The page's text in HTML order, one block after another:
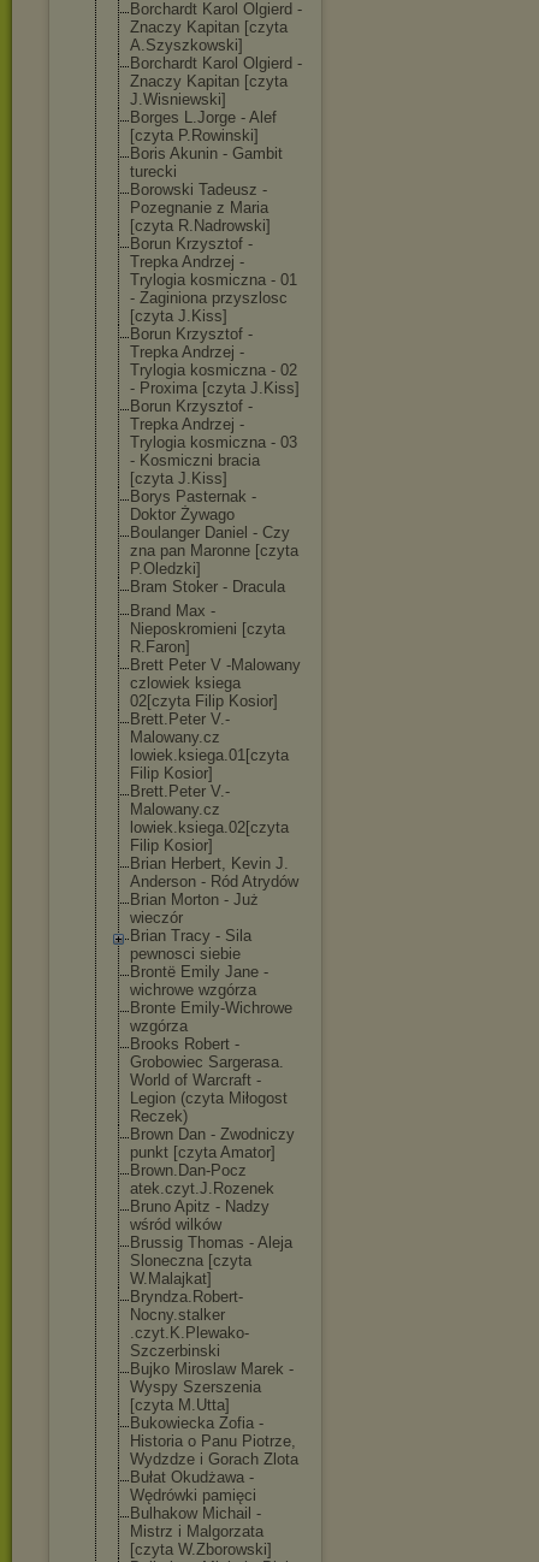
Borchardt Karol Olgierd -
Znaczy Kapitan [czyta
A.Szyszkowski]
Borchardt Karol Olgierd -
Znaczy Kapitan [czyta
J.Wisniewski]
Borges L.Jorge - Alef
[czyta P.Rowinski]
Boris Akunin - Gambit
turecki
Borowski Tadeusz -
Pozegnanie z Maria
[czyta R.Nadrowski]
Borun Krzysztof -
Trepka Andrzej -
Trylogia kosmiczna - 01
- Zaginiona przyszlosc
[czyta J.Kiss]
Borun Krzysztof -
Trepka Andrzej -
Trylogia kosmiczna - 02
- Proxima [czyta J.Kiss]
Borun Krzysztof -
Trepka Andrzej -
Trylogia kosmiczna - 03
- Kosmiczni bracia
[czyta J.Kiss]
Borys Pasternak -
Doktor Żywago
Boulanger Daniel - Czy
zna pan Maronne [czyta
P.Oledzki]
Bram Stoker - Dracula
Brand Max -
Nieposkromieni [czyta
R.Faron]
Brett Peter V -Malowany
czlowiek ksiega
02[czyta Filip Kosior]
Brett.Peter V.-
Malowany.cz
lowiek.ksiega.01[czyta
Filip Kosior]
Brett.Peter V.-
Malowany.cz
lowiek.ksiega.02[czyta
Filip Kosior]
Brian Herbert, Kevin J.
Anderson - Ród Atrydów
Brian Morton - Już
wieczór
Brian Tracy - Sila
pewnosci siebie
Brontë Emily Jane -
wichrowe wzgórza
Bronte Emily-Wichrowe
wzgórza
Brooks Robert -
Grobowiec Sargerasa.
World of Warcraft -
Legion (czyta Miłogost
Reczek)
Brown Dan - Zwodniczy
punkt [czyta Amator]
Brown.Dan-Pocz
atek.czyt.J.Rozenek
Bruno Apitz - Nadzy
wśród wilków
Brussig Thomas - Aleja
Sloneczna [czyta
W.Malajkat]
Bryndza.Robert-
Nocny.stalker
.czyt.K.Plewako-
Szczerbinski
Bujko Miroslaw Marek -
Wyspy Szerszenia
[czyta M.Utta]
Bukowiecka Zofia -
Historia o Panu Piotrze,
Wydzdze i Gorach Zlota
Bułat Okudżawa -
Wędrówki pamięci
Bulhakow Michail -
Mistrz i Malgorzata
[czyta W.Zborowski]